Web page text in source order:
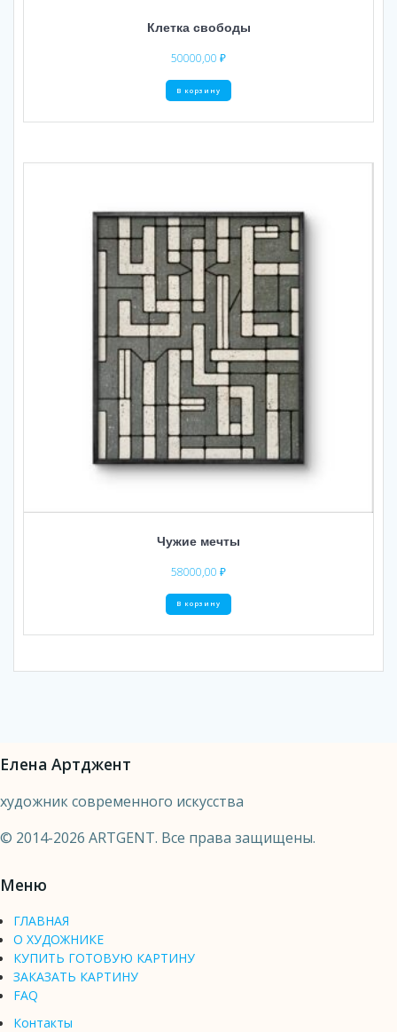
Клетка свободы
50000,00 ₽
В корзину
Чужие мечты
58000,00 ₽
В корзину
Елена Артджент
художник современного искусства
© 2014-2026 ARTGENT. Все права защищены.
Меню
ГЛАВНАЯ
О ХУДОЖНИКЕ
КУПИТЬ ГОТОВУЮ КАРТИНУ
ЗАКАЗАТЬ КАРТИНУ
FAQ
Контакты